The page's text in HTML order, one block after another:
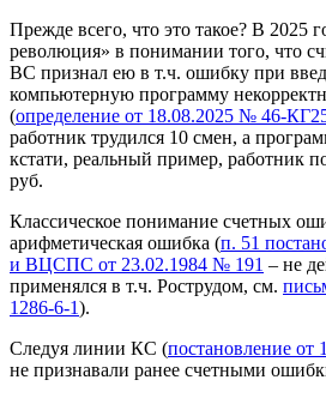
Прежде всего, что это такое? В 2025
революция» в понимании того, что
ВС признал ею в т.ч. ошибку при
компьютерную программу
(определение от 18.08.2025 № 46-
работник трудился 10 смен, а
кстати, реальный пример, работник
руб.
Классическое понимание счетных
арифметическая ошибка (п. 51
и ВЦСПС от 23.02.1984 № 191 – не
применялся в т.ч. Рострудом, см.
1286-6-1).
Следуя линии КС (постановление
не признавали ранее счетными